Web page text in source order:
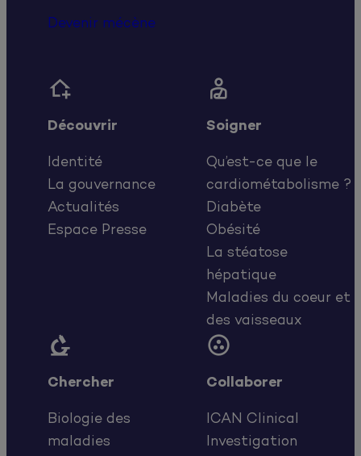
Devenir mécène

Découvrir
Identité
La gouvernance
Actualités
Espace Presse

Soigner
Qu’est-ce que le
cardiométabolisme ?
Diabète
Obésité
La stéatose
hépatique
Maladies du coeur et
des vaisseaux

Chercher
Biologie des
maladies

Collaborer
ICAN Clinical
Investigation